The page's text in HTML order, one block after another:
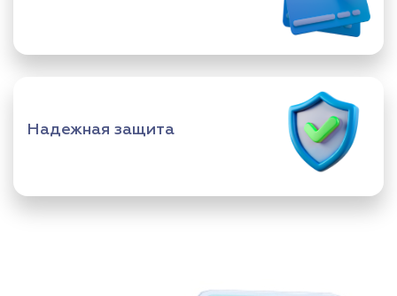
Надежная защита